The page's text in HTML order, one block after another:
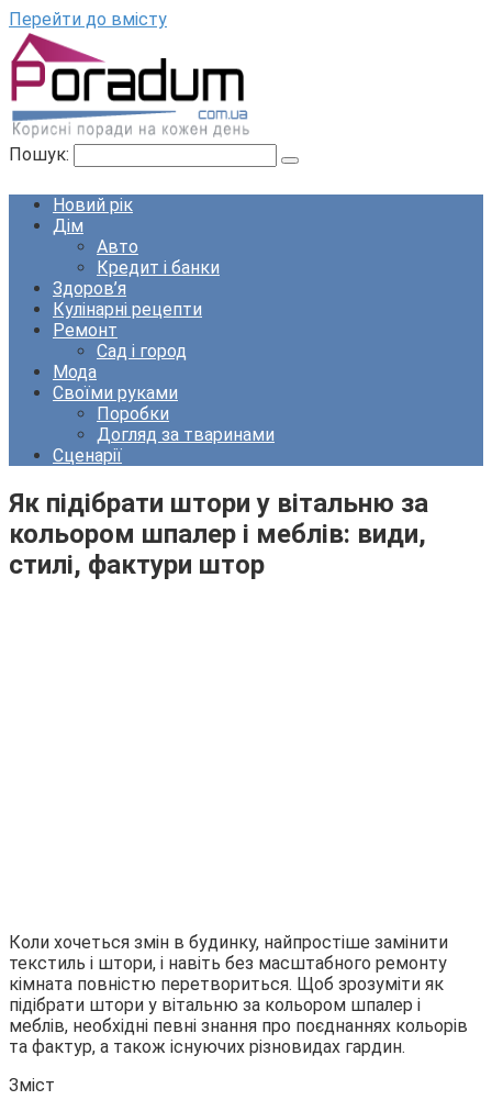
Перейти до вмісту
Пошук:
Новий рік
Дім
Авто
Кредит і банки
Здоров’я
Кулінарні рецепти
Ремонт
Сад і город
Мода
Своїми руками
Поробки
Догляд за тваринами
Сценарії
Як підібрати штори у вітальню за
кольором шпалер і меблів: види,
стилі, фактури штор
Коли хочеться змін в будинку, найпростіше замінити
текстиль і штори, і навіть без масштабного ремонту
кімната повністю перетвориться. Щоб зрозуміти як
підібрати штори у вітальню за кольором шпалер і
меблів, необхідні певні знання про поєднаннях кольорів
та фактур, а також існуючих різновидах гардин.
Зміст